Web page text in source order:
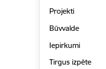
Projekti
Būvvalde
Iepirkumi
Tirgus izpēte